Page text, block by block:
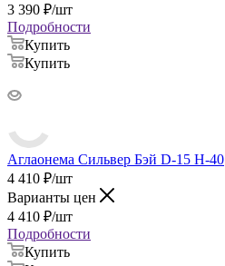
3 390 ₽/шт
Подробности
Купить
Купить
Аглаонема Сильвер Бэй D-15 H-40
4 410 ₽/шт
Варианты цен
4 410 ₽/шт
Подробности
Купить